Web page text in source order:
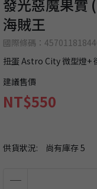
發光惡魔果實
海賊王
國際條碼：
扭蛋 Astro City 微型燈+
建議售價
NT$550
供貨狀況: 尚有庫存 5